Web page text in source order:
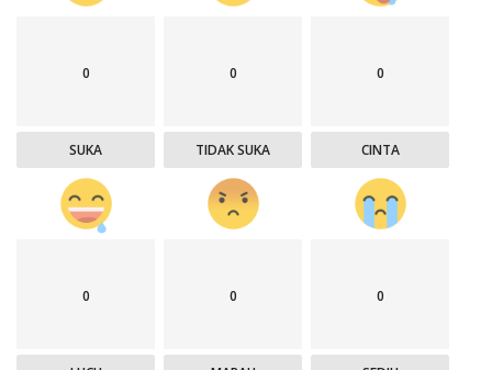
0
SUKA
0
TIDAK SUKA
0
CINTA
0 0 0